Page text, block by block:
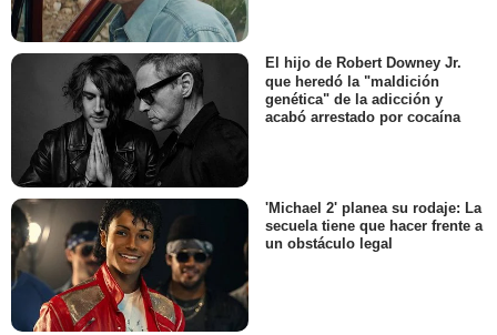
El hijo de Robert Downey Jr.
que heredó la "maldición
genética" de la adicción y
acabó arrestado por cocaína
'Michael 2' planea su rodaje: La
secuela tiene que hacer frente a
un obstáculo legal